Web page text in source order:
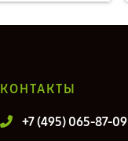
КОНТАКТЫ
+7 (495) 065-87-09